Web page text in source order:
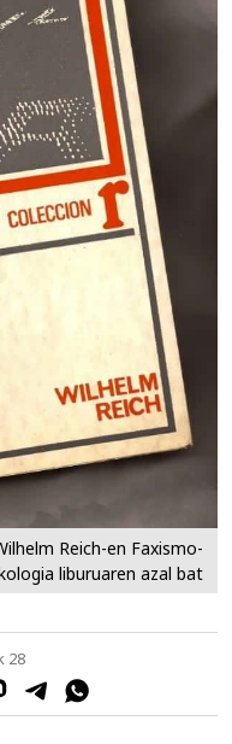
Reich-en Faxismo-
liburuaren azal bat
28